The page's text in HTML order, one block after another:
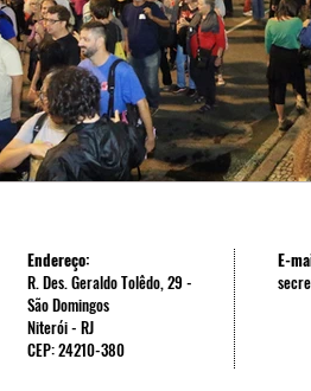
Endereço:
R. Des. Geraldo Tolêdo, 29 -
São Domingos
Niterói - RJ
CEP: 24210-380
E-